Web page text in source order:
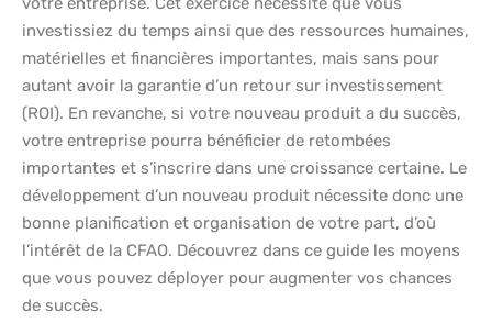
investissiez du temps ainsi que des ressources humaines,
matérielles et financières importantes, mais sans pour
autant avoir la garantie d’un retour sur investissement
(ROI). En revanche, si votre nouveau produit a du succès,
votre entreprise pourra bénéficier de retombées
importantes et s’inscrire dans une croissance certaine. Le
développement d’un nouveau produit nécessite donc une
bonne planification et organisation de votre part, d’où
l’intérêt de la CFAO. Découvrez dans ce guide les moyens
que vous pouvez déployer pour augmenter vos chances
de succès.